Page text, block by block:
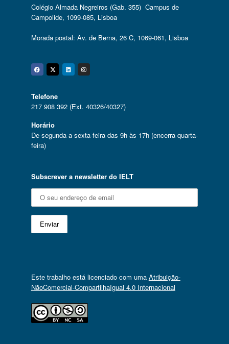
Colégio Almada Negreiros (Gab. 355) Campus de
Campolide, 1099-085, Lisboa
Morada postal: Av. de Berna, 26 C, 1069-061, Lisboa
Facebook
Twitter
Linkedin
Instagram
Telefone
217 908 392 (Ext. 40326/40327)
Horário
De segunda a sexta-feira das 9h às 17h (encerra quarta-
feira)
Subscrever a newsletter do IELT
Este trabalho está licenciado com uma Atribuição-
NãoComercial-CompartilhaIgual 4.0 Internacional